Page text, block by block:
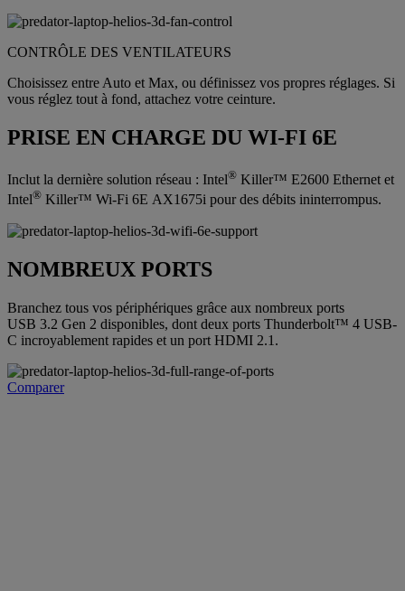
CONTRÔLE DES VENTILATEURS
Choisissez entre Auto et Max, ou définissez vos propres réglages. Si
vous réglez tout à fond, attachez votre ceinture.
PRISE EN CHARGE DU WI-FI 6E
Inclut la dernière solution réseau : Intel® Killer™ E2600 Ethernet et
Intel® Killer™ Wi-Fi 6E AX1675i pour des débits ininterrompus.
NOMBREUX PORTS
Branchez tous vos périphériques grâce aux nombreux ports
USB 3.2 Gen 2 disponibles, dont deux ports Thunderbolt™ 4 USB-
C incroyablement rapides et un port HDMI 2.1.
Comparer